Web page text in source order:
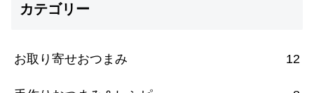
カテゴリー
お取り寄せおつまみ 12